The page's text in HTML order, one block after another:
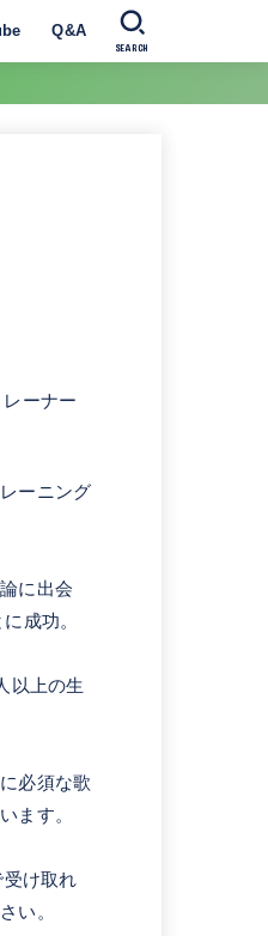
Q&A
SEARCH
ーナー
ーニング
に出会
成功。
以上の生
必須な歌
ます。
け取れ
い。